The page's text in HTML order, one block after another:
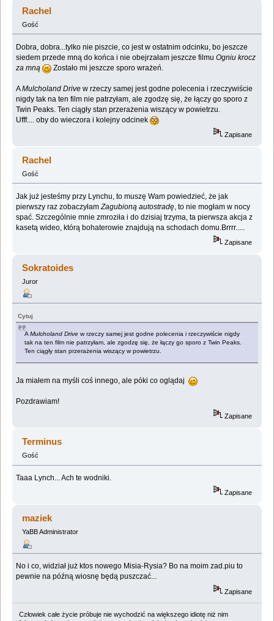
Rachel
Gość
Dobra, dobra...tylko nie piszcie, co jest w ostatnim odcinku, bo jeszcze
siedem przede mną do końca i nie obejrzałam jeszcze filmuOgniu krocz
za mną
Zostało mi jeszcze sporo wrażeń.
AMulcholand Drive w rzeczy samej jest godne polecenia i rzeczywiście
nigdy tak na ten film nie patrzyłam, ale zgodzę się, że łączy go sporo z
Twin Peaks. Ten ciągły stan przerażenia wiszący w powietrzu.
Ufff.... oby do wieczora i kolejny odcinek
Zapisane
Rachel
Gość
Jak już jesteśmy przy Lynchu, to muszę Wam powiedzieć, że jak
pierwszy raz zobaczyłamZagubioną autostradę , to nie mogłam w nocy
spać. Szczególnie mnie zmroziła i do dzisiaj trzyma, ta pierwsza akcja z
kasetą wideo, którą bohaterowie znajdują na schodach domu.Brrrr.....
Zapisane
Sokratoides
Juror
Cytuj
AMulcholand Drive w rzeczy samej jest godne polecenia i rzeczywiście nigdy
tak na ten film nie patrzyłam, ale zgodzę się, że łączy go sporo z Twin Peaks.
Ten ciągły stan przerażenia wiszący w powietrzu.
Ja miałem na myśli coś innego, ale póki co oglądaj
Pozdrawiam!
Zapisane
Terminus
Gość
Taaa Lynch... Ach te wodniki.
Zapisane
maziek
YaBB Administrator
No i co, widział już ktos nowego Misia-Rysia? Bo na moim zad.piu to
pewnie na późną wiosnę będą puszczać...
Zapisane
Człowiek całe życie próbuje nie wychodzić na większego idiotę niż nim